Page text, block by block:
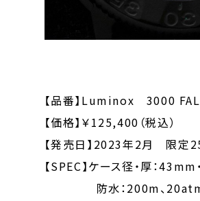
【品番】Luminox 3000
【価格】￥125,400（税込）
【発売日】2023年2月 限定
【SPEC】ケース径・厚：
防水：200m、20atm ／